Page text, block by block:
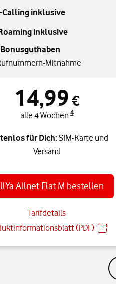
Calling inklusive
inklusive
Bonusguthaben
Mitnahme
14,99 €
alle 4 Wochen4
für Dich: SIM-Karte und
Versand
Allnet Flat M bestellen
Tarifdetails
(PDF)